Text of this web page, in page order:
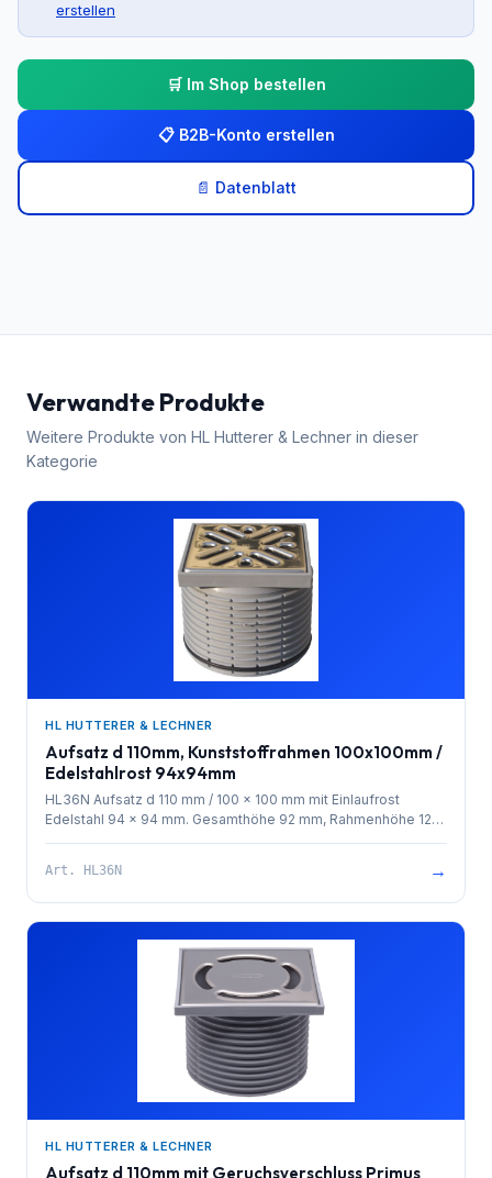
erstellen
🛒 Im Shop bestellen
📋 B2B-Konto erstellen
📄 Datenblatt
Verwandte Produkte
Weitere Produkte von HL Hutterer & Lechner in dieser
Kategorie
HL HUTTERER & LECHNER
Aufsatz d 110mm, Kunststoffrahmen 100x100mm /
Edelstahlrost 94x94mm
HL36N Aufsatz d 110 mm / 100 x 100 mm mit Einlaufrost
Edelstahl 94 x 94 mm. Gesamthöhe 92 mm, Rahmenhöhe 12
mm
Art. HL36N →
HL HUTTERER & LECHNER
Aufsatz d 110mm mit Geruchsverschluss Primus